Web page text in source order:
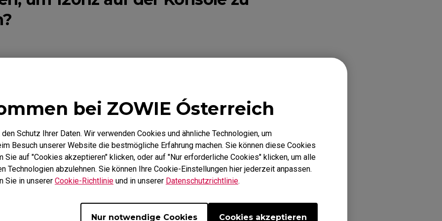
bei ZOWIE Ósterreich
Schutz Ihrer Daten. Wir verwenden Cookies und ähnliche Technologien, um
Besuch unserer Website die bestmögliche Erfahrung machen. Sie können diese Cookies
Sie auf "Cookies akzeptieren" klicken, oder auf "Nur erforderliche Cookies" klicken, um alle
Technologien abzulehnen. Sie können Ihre Cookie-Einstellungen hier jederzeit anpassen.
Sie in unserer Cookie-Richtlinie und in unserer Datenschutzrichtlinie.
Nur notwendige Cookies Cookies akzeptieren
kann es sein, dass der Sync-Ausgang des Videoadapters nicht
übereinstimmt, es kann sogar sein, dass er funktioniert,
XXX-Kabel, das mit Ihrem Monitor geliefert wurde).